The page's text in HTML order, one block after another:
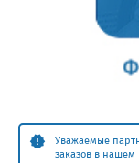
Уважаемые
заказов в нашем